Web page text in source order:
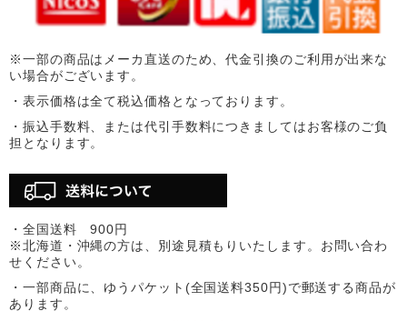
※一部の商品はメーカ直送のため、代金引換のご利用が出来な
い場合がございます。
・表示価格は全て税込価格となっております。
・振込手数料、または代引手数料につきましてはお客様のご負
担となります。
・全国送料 900円
※北海道・沖縄の方は、別途見積もりいたします。お問い合わ
せください。
・一部商品に、ゆうパケット(全国送料350円)で郵送する商品が
あります。